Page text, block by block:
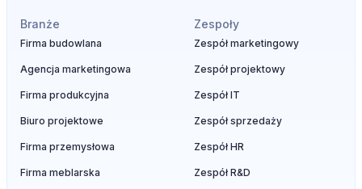
Branże
Firma budowlana
Agencja marketingowa
Firma produkcyjna
Biuro projektowe
Firma przemysłowa
Firma meblarska
Zespoły
Zespół marketingowy
Zespół projektowy
Zespół IT
Zespół sprzedaży
Zespół HR
Zespół R&D